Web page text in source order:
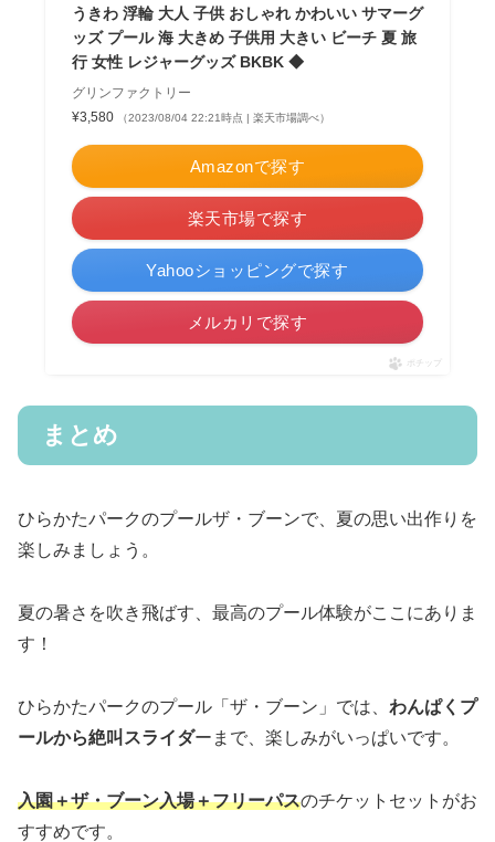
うきわ 浮輪 大人 子供 おしゃれ かわいい サマーグ
ッズ プール 海 大きめ 子供用 大きい ビーチ 夏 旅
行 女性 レジャーグッズ BKBK ◆
グリンファクトリー
¥3,580
（2023/08/04 22:21時点 | 楽天市場調べ）
Amazonで探す
楽天市場で探す
Yahooショッピングで探す
メルカリで探す
ポチップ
まとめ
ひらかたパークのプールザ・ブーンで、夏の思い出作りを
楽しみましょう。
夏の暑さを吹き飛ばす、最高のプール体験がここにありま
す！
ひらかたパークのプール「ザ・ブーン」では、 わんぱくプ
ールから絶叫スライダーまで、楽しみがいっぱいです。
入園＋ザ・ブーン入場＋フリーパスのチケットセットがお
すすめです。